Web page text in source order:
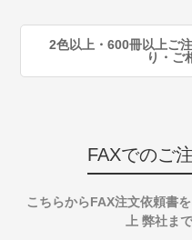
2色以上・600冊以上ご
り・ご
FAXでのご
こちらからFAX注文依頼書
上 弊社ま